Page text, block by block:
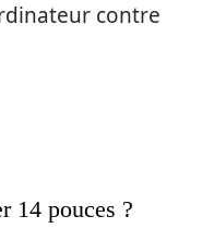
contre
14 pouces ?